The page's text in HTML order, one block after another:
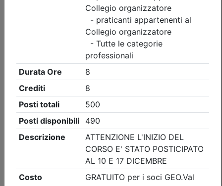
Collegio Geometri e Geometri Laureati della provincia di
Torino
Visita guidata CONVEGNO ANNUALE
DI CATEGORIA DEI GEOMETRI DELLA
ZONA DI PINEROLO
(edizione 4)
Durata:2 ore
Iscrizioni:
dal 31/07/2026 al 09/09/2026